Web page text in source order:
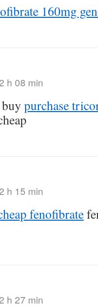
160mg
h 08 min
purchase
h 15 min
fenofibrate
h 27 min